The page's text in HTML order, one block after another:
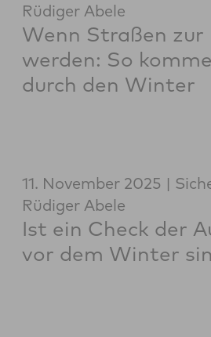
Rüdiger Abele
Wenn Straßen zur
werden: So
durch den Winter
11. November 2025
Rüdiger Abele
Ist ein Check der
vor dem Winter